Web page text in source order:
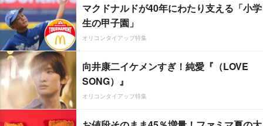
マクドナルドが40年にわたり支える「小学
生の甲子園」
オリコンタイアップ特集
向井康二イケメンすぎ！純愛『（LOVE
SONG）』
オリコンタイアップ特集